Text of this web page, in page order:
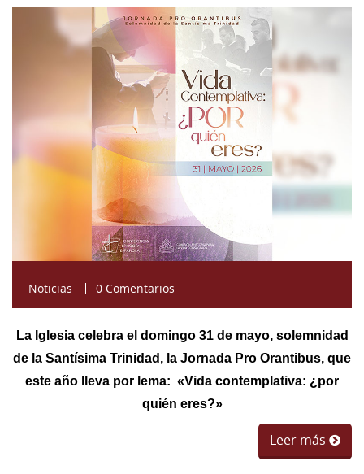
cartel-pro-orantibus-
2026.jpg
Noticias 0 Comentarios
La Iglesia celebra el domingo 31 de mayo, solemnidad
de la Santísima Trinidad, la Jornada Pro Orantibus, que
este año lleva por lema: «Vida contemplativa: ¿por
quién eres?»
Leer más